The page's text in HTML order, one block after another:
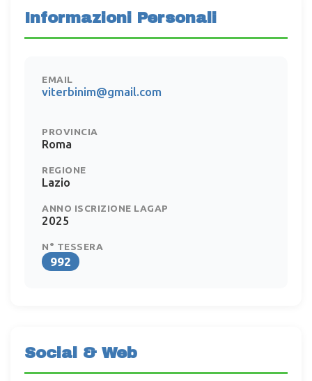
Informazioni Personali
EMAIL
viterbinim@gmail.com
PROVINCIA
Roma
REGIONE
Lazio
ANNO ISCRIZIONE LAGAP
2025
N° TESSERA
992
Social & Web